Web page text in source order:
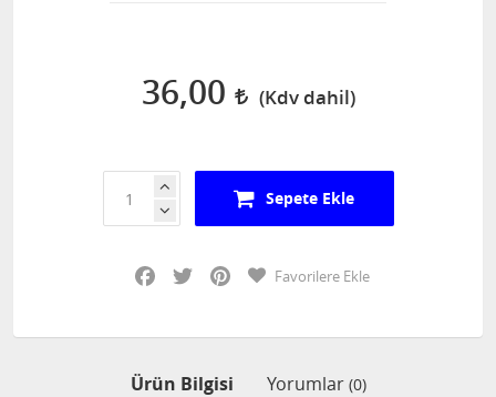
36,00
Sepete Ekle
Facebook
Twitter PinterestFavorilere Ekle
Ürün Bilgisi Yorumlar (0)